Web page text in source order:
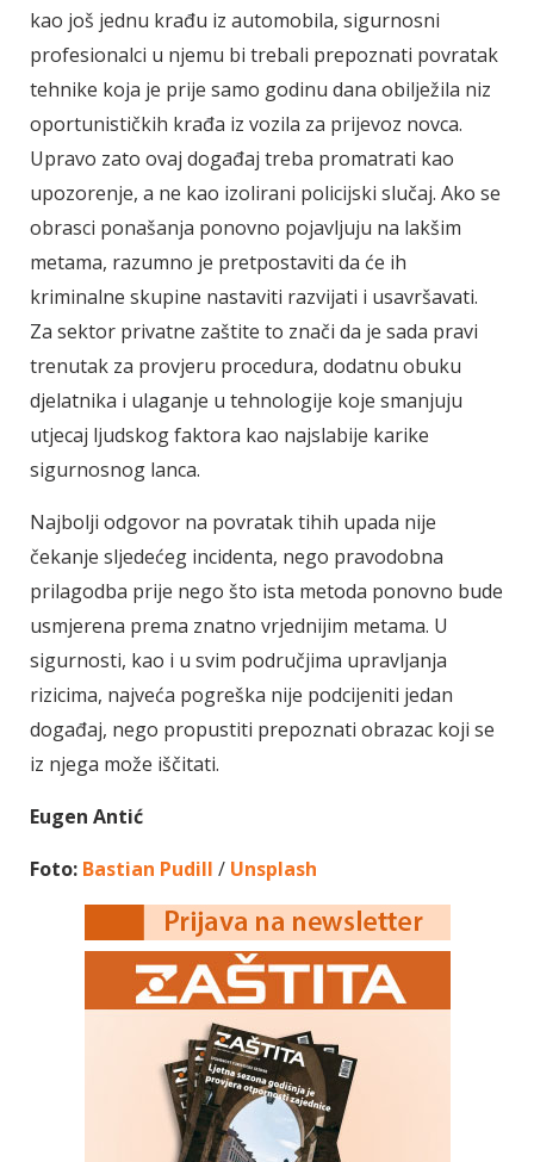
kao još jednu krađu iz automobila, sigurnosni
profesionalci u njemu bi trebali prepoznati povratak
tehnike koja je prije samo godinu dana obilježila niz
oportunističkih krađa iz vozila za prijevoz novca.
Upravo zato ovaj događaj treba promatrati kao
upozorenje, a ne kao izolirani policijski slučaj. Ako se
obrasci ponašanja ponovno pojavljuju na lakšim
metama, razumno je pretpostaviti da će ih
kriminalne skupine nastaviti razvijati i usavršavati.
Za sektor privatne zaštite to znači da je sada pravi
trenutak za provjeru procedura, dodatnu obuku
djelatnika i ulaganje u tehnologije koje smanjuju
utjecaj ljudskog faktora kao najslabije karike
sigurnosnog lanca.
Najbolji odgovor na povratak tihih upada nije
čekanje sljedećeg incidenta, nego pravodobna
prilagodba prije nego što ista metoda ponovno bude
usmjerena prema znatno vrjednijim metama. U
sigurnosti, kao i u svim područjima upravljanja
rizicima, najveća pogreška nije podcijeniti jedan
događaj, nego propustiti prepoznati obrazac koji se
iz njega može iščitati.
Eugen Antić
Foto: Bastian Pudill / Unsplash